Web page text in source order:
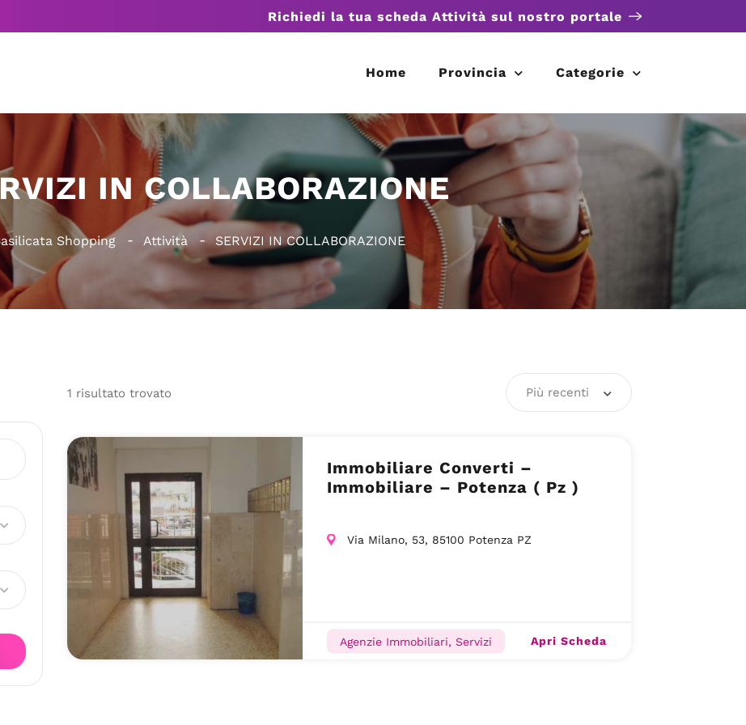
Richiedi la tua scheda Attività sul nostro portale
Home Provincia Categorie
IN COLLABORAZIONE
Shopping Attività SERVIZI IN COLLABORAZIONE
1 risultato trovato Più recenti
Immobiliare Converti –
Immobiliare – Potenza ( Pz )
Via Milano, 53, 85100 Potenza PZ
Agenzie Immobiliari, Servizi Apri Scheda